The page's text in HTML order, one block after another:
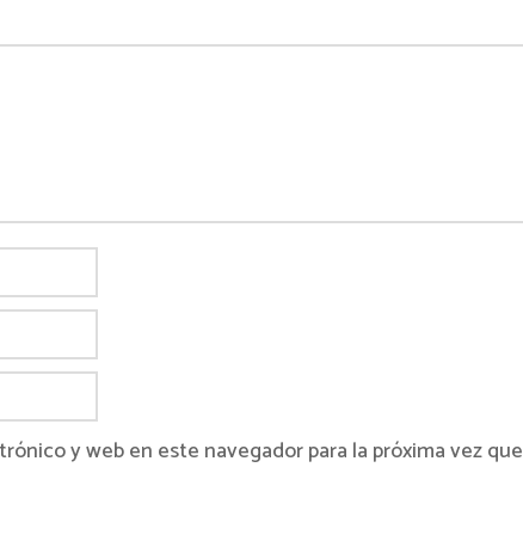
y web en este navegador para la próxima vez que